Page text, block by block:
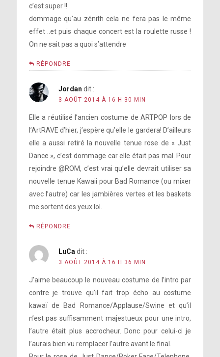
c’est super !!
dommage qu’au zénith cela ne fera pas le même
effet ..et puis chaque concert est la roulette russe !
On ne sait pas a quoi s’attendre
RÉPONDRE
Jordan dit :
3 AOÛT 2014 À 16 H 30 MIN
Elle a réutilisé l’ancien costume de ARTPOP lors de
l’ArtRAVE d’hier, j’espère qu’elle le gardera! D’ailleurs
elle a aussi retiré la nouvelle tenue rose de « Just
Dance », c’est dommage car elle était pas mal. Pour
rejoindre @ROM, c’est vrai qu’elle devrait utiliser sa
nouvelle tenue Kawaii pour Bad Romance (ou mixer
avec l’autre) car les jambières vertes et les baskets
me sortent des yeux lol.
RÉPONDRE
LuCa dit :
3 AOÛT 2014 À 16 H 36 MIN
J’aime beaucoup le nouveau costume de l’intro par
contre je trouve qu’il fait trop écho au costume
kawaï de Bad Romance/Applause/Swine et qu’il
n’est pas suffisamment majestueux pour une intro,
l’autre était plus accrocheur. Donc pour celui-ci je
l’aurais bien vu remplacer l’autre avant le final.